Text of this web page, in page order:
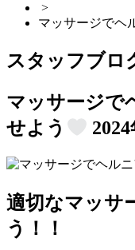
>
マッサージでヘ
スタッフブロ
マッサージで
せよう
適切なマッサ
う！！